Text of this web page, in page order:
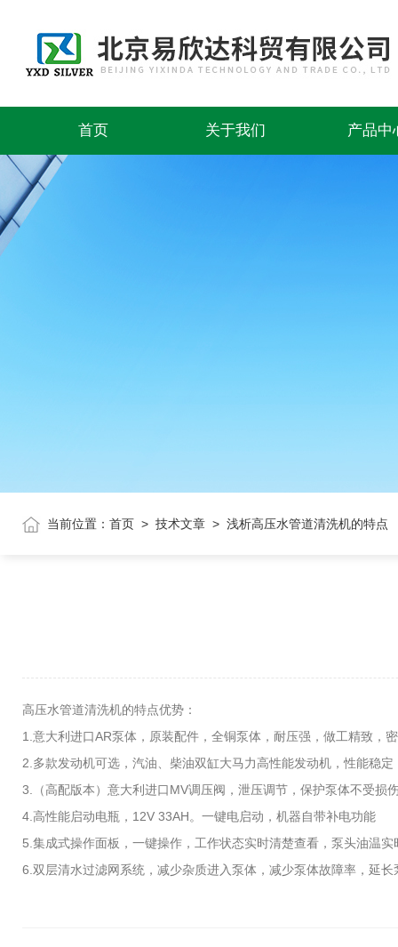
首页 关于我们 产品中
当前位置： 首页 > 技术文章 > 浅析高压水管道清洗机的特点
高压水管道清洗机的特点优势：
1.意大利进口AR泵体，原装配件，全铜泵体，耐压强，做工精致，
2.多款发动机可选，汽油、柴油双缸大马力高性能发动机，性能稳定
3.（高配版本）意大利进口MV调压阀，泄压调节，保护泵体不受损
4.高性能启动电瓶，12V 33AH。一键电启动，机器自带补电功能
5.集成式操作面板，一键操作，工作状态实时清楚查看，泵头油温
6.双层清水过滤网系统，减少杂质进入泵体，减少泵体故障率，延长